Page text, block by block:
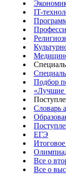
IT-
Подбор
«Лучшие
Словарь
ЕГЭ
Все о
Все о